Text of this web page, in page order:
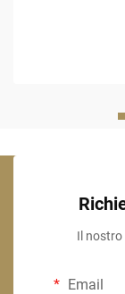
Il
Email